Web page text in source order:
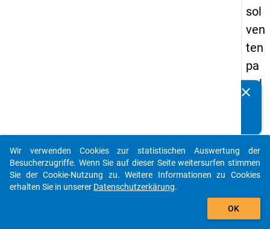
sol
ven
ten
pa
nel
13
-
zw
clear
auto_stories
add_shopping_cart
Wir verwenden Cookies zur statistischen Auswertung der
Besucherzugriffe. Wenn Sie auf dieser Seite weitersurfen stimmen
Sie der Cookie-Nutzung zu. Weitere Informationen zu Cookies
erhalten Sie in unserer Datenschutzerkärung.
OK